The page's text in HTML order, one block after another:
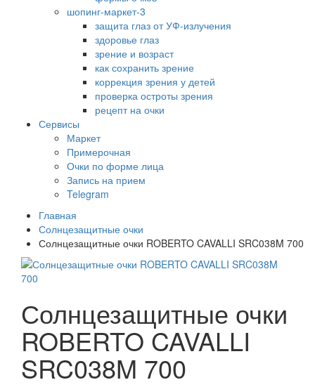
шопинг-маркет-3
защита глаз от УФ-излучения
здоровье глаз
зрение и возраст
как сохранить зрение
коррекция зрения у детей
проверка остроты зрения
рецепт на очки
Сервисы
Маркет
Примерочная
Очки по форме лица
Запись на прием
Telegram
Главная
Солнцезащитные очки
Солнцезащитные очки ROBERTO CAVALLI SRC038M 700
Солнцезащитные очки
ROBERTO CAVALLI
SRC038M 700